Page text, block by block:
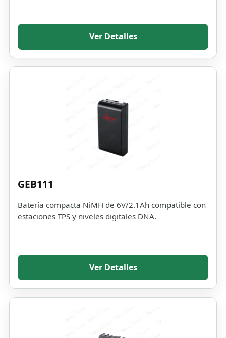
Ver Detalles
GEB111
Batería compacta NiMH de 6V/2.1Ah compatible con
estaciones TPS y niveles digitales DNA.
Ver Detalles